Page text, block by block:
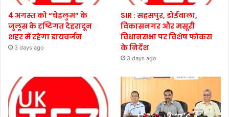
4 अगस्त को “चेहलुम” के
जुलूस के दृष्टिगत देहरादून
शहर में रहेगा डायवर्जन
3 days ago
SIR : सहसपुर, डोईवाला,
विकासनगर और मसूरी
विधानसभा पर विशेष फोकस
के निर्देश
3 days ago